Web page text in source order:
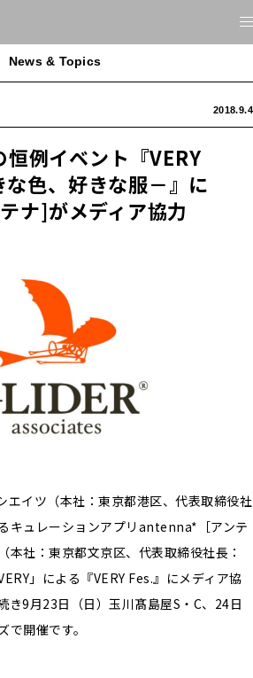
News & Topics
2018.9.4
恒例イベント『VERY
色、好きな服－』に
ナ]がメディア協力
エイツ（本社：東京都港区、代表取締役社
キュレーションアプリantenna*［アンテ
本社：東京都文京区、代表取締役社長：
」による『VERY Fes.』にメディア協
き9月23日（日）玉川髙島屋S・C、24日
で開催です。